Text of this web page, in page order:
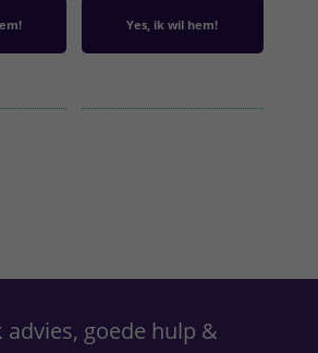
Yes, ik wil hem!
advies, goede hulp &